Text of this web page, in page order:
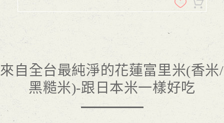
來自全台最純淨的花蓮富里米(香米/
黑糙米)-跟日本米一樣好吃